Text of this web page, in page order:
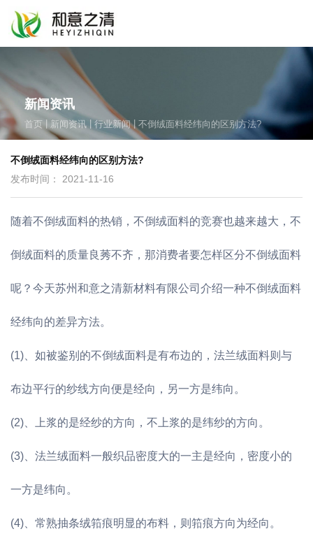
新闻资讯
首页 新闻资讯 行业新闻 | 不倒绒面料经纬向的区别方法?
不倒绒面料经纬向的区别方法?
发布时间： 2021-11-16
随着不倒绒面料的热销，不倒绒面料的竞赛也越来越大，不
倒绒面料的质量良莠不齐，那消费者要怎样区分不倒绒面料
呢？今天苏州和意之清新材料有限公司介绍一种不倒绒面料
经纬向的差异方法。
(1)、如被鉴别的不倒绒面料是有布边的，法兰绒面料则与
布边平行的纱线方向便是经向，另一方是纬向。
(2)、上浆的是经纱的方向，不上浆的是纬纱的方向。
(3)、法兰绒面料一般织品密度大的一主是经向，密度小的
一方是纬向。
(4)、常熟抽条绒筘痕明显的布料，则筘痕方向为经向。